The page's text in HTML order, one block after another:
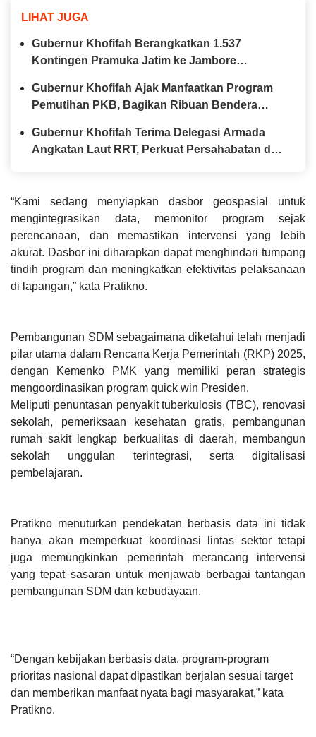
LIHAT JUGA
Gubernur Khofifah Berangkatkan 1.537
Kontingen Pramuka Jatim ke Jambore
Persaudaraan
Gubernur Khofifah Ajak Manfaatkan Program
Pemutihan PKB, Bagikan Ribuan Bendera
Gubernur Khofifah Terima Delegasi Armada
Angkatan Laut RRT, Perkuat Persahabatan dan
“Kami sedang menyiapkan dasbor geospasial untuk
mengintegrasikan data, memonitor program sejak
perencanaan, dan memastikan intervensi yang lebih
akurat. Dasbor ini diharapkan dapat menghindari tumpang
tindih program dan meningkatkan efektivitas pelaksanaan
di lapangan,” kata Pratikno.
Pembangunan SDM sebagaimana diketahui telah menjadi
pilar utama dalam Rencana Kerja Pemerintah (RKP) 2025,
dengan Kemenko PMK yang memiliki peran strategis
mengoordinasikan program quick win Presiden.
Meliputi penuntasan penyakit tuberkulosis (TBC), renovasi
sekolah, pemeriksaan kesehatan gratis, pembangunan
rumah sakit lengkap berkualitas di daerah, membangun
sekolah unggulan terintegrasi, serta digitalisasi
pembelajaran.
Pratikno menuturkan pendekatan berbasis data ini tidak
hanya akan memperkuat koordinasi lintas sektor tetapi
juga memungkinkan pemerintah merancang intervensi
yang tepat sasaran untuk menjawab berbagai tantangan
pembangunan SDM dan kebudayaan.
“Dengan kebijakan berbasis data, program-program
prioritas nasional dapat dipastikan berjalan sesuai target
dan memberikan manfaat nyata bagi masyarakat,” kata
Pratikno.